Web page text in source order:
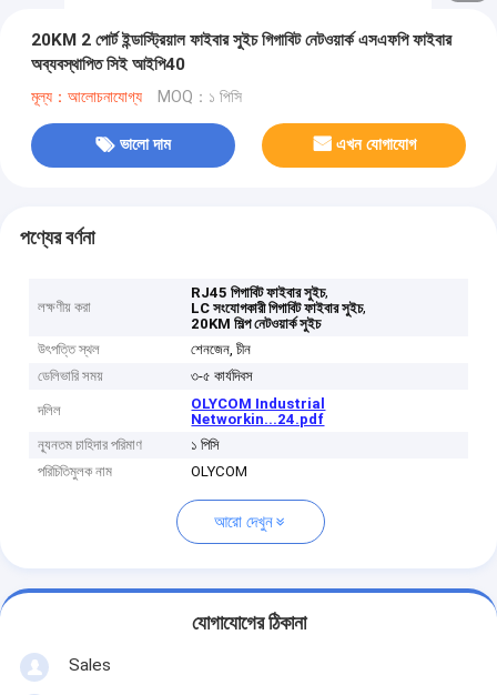
20KM 2 পোর্ট ইন্ডাস্ট্রিয়াল ফাইবার সুইচ গিগাবিট নেটওয়ার্ক এসএফপি ফাইবার
অব্যবস্থাপিত সিই আইপি40
মূল্য：আলোচনাযোগ্য MOQ：১ পিসি
ভালো দাম এখন যোগাযোগ
পণ্যের বর্ণনা
লক্ষণীয় করা
RJ45 গিগাবিট ফাইবার সুইচ,
LC সংযোগকারী গিগাবিট ফাইবার সুইচ,
20KM শিল্প নেটওয়ার্ক সুইচ
উৎপত্তি স্থল
শেনজেন, চীন
ডেলিভারি সময়
৩-৫ কার্যদিবস
দলিল
OLYCOM Industrial
Networkin...24.pdf
ন্যূনতম চাহিদার পরিমাণ
১ পিসি
পরিচিতিমুলক নাম
OLYCOM
আরো দেখুন
যোগাযোগের ঠিকানা
Sales